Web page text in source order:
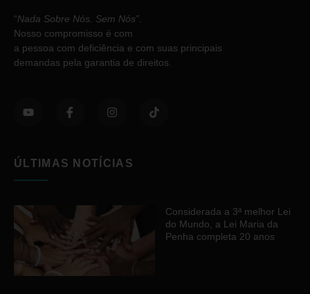
“Nada Sobre Nós. Sem Nós”
Nosso compromisso é com
a pessoa com deficiência e com suas principais
demandas pela garantia de direitos.
ÚLTIMAS NOTÍCIAS
Considerada a 3ª melhor Lei
do Mundo, a Lei Maria da
Penha completa 20 anos